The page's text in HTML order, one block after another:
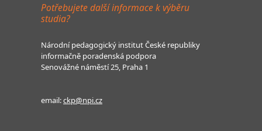
Potřebujete další informace k výběru
studia?
Národní pedagogický institut České republiky
informačně poradenská podpora
Senovážné náměstí 25, Praha 1
email:ckp@npi.cz